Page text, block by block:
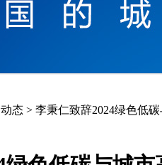
态 > 李秉仁致辞2024绿色低